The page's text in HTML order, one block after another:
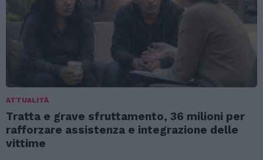
ATTUALITÀ
Tratta e grave sfruttamento, 36 milioni per
rafforzare assistenza e integrazione delle
vittime